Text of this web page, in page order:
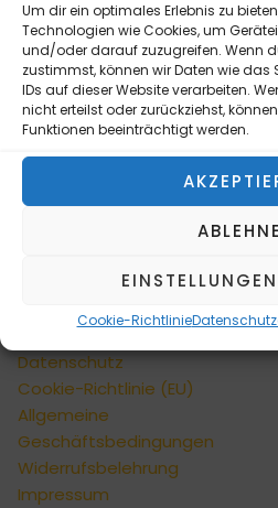
Um dir ein optimales Erlebnis zu
Technologien wie Cookies, um
und/oder darauf zuzugreifen. Wenn
zustimmst, können wir Daten wie
IDs auf dieser Website verarbeiten.
nicht erteilst oder zurückziehst,
Funktionen beeinträchtigt werden.
Cookie-Richtlinie
NEWSLETTER
Alternative:
Versandarten
Zahlungsarten
Datenschutz
Cookie-Richtlinie (EU)
Allgemeine
Geschäftsbedingungen
Widerrufsbelehrung
Impressum